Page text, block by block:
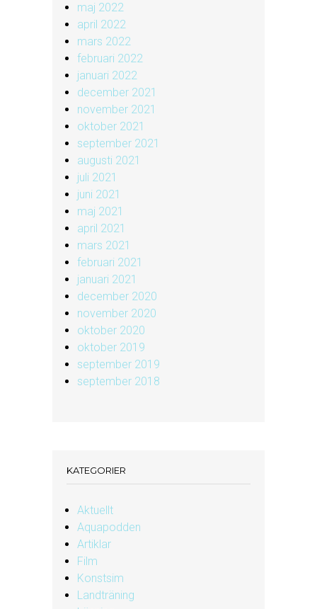
maj 2022
april 2022
mars 2022
februari 2022
januari 2022
december 2021
november 2021
oktober 2021
september 2021
augusti 2021
juli 2021
juni 2021
maj 2021
april 2021
mars 2021
februari 2021
januari 2021
december 2020
november 2020
oktober 2020
oktober 2019
september 2019
september 2018
KATEGORIER
Aktuellt
Aquapodden
Artiklar
Film
Konstsim
Landträning